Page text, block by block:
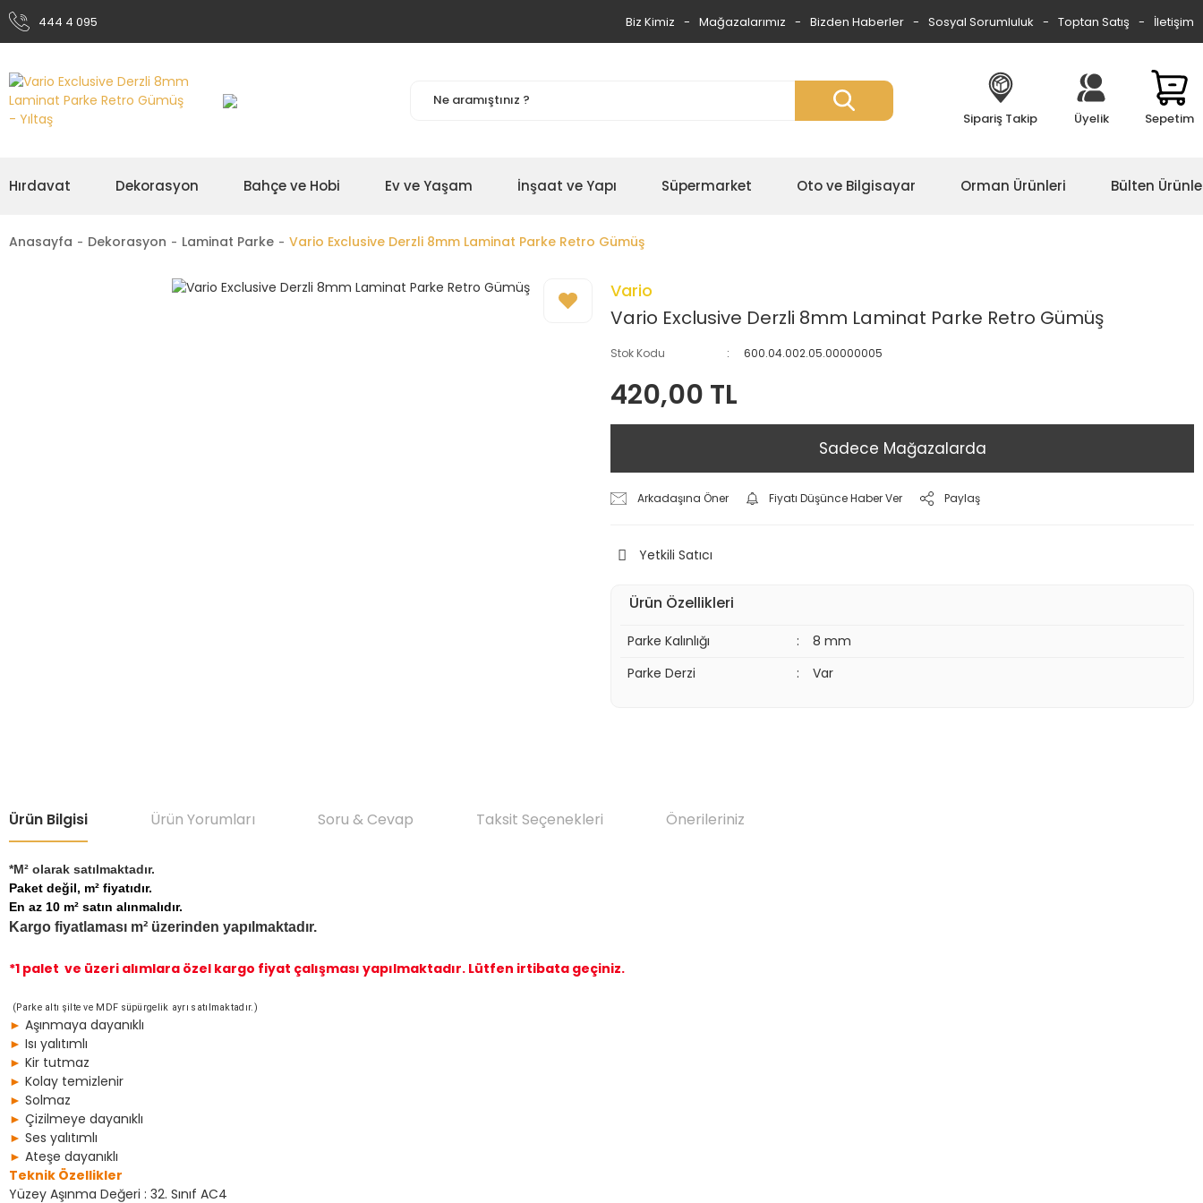
444 4 095 Biz Kimiz Mağazalarımız Bizden Haberler Sosyal Sorumluluk Toptan Satış İletişim
Sipariş Takip Üyelik Sepetim
Hırdavat Dekorasyon Bahçe ve Hobi Ev ve Yaşam İnşaat ve Yapı Süpermarket Oto ve Bilgisayar Orman Ürünleri Bülten
Anasayfa Dekorasyon Laminat Parke Vario Exclusive Derzli 8mm Laminat Parke Retro Gümüş
Vario
Vario Exclusive Derzli 8mm Laminat Parke Retro Gümüş
Stok Kodu 600.04.002.05.00000005
420,00 TL
Sadece Mağazalarda
Arkadaşına Öner Fiyatı Düşünce Haber Ver Paylaş
Yetkili Satıcı
Ürün Özellikleri
Parke Kalınlığı :
8 mm
Parke Derzi
: Var
Ürün Bilgisi Ürün Yorumları Soru & Cevap Taksit Seçenekleri Önerileriniz
*M² olarak satılmaktadır.
Paket değil, m² fiyatıdır.
En az 10 m² satın alınmalıdır.
Kargo fiyatlaması m² üzerinden yapılmaktadır.
*1 palet ve üzeri alımlara özel kargo fiyat çalışması yapılmaktadır. Lütfen irtibata geçiniz.
(Parke altı şilte ve MDF süpürgelik ayrı satılmaktadır.)
► Aşınmaya dayanıklı
► Isı yalıtımlı
► Kir tutmaz
► Kolay temizlenir
► Solmaz
► Çizilmeye dayanıklı
► Ses yalıtımlı
► Ateşe dayanıklı
Teknik Özellikler
Yüzey Aşınma Değeri : 32. Sınıf AC4